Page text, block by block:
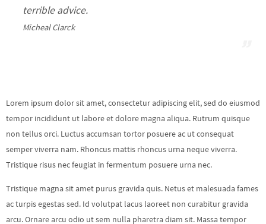
terrible advice.
Micheal Clarck
Lorem ipsum dolor sit amet, consectetur adipiscing elit, sed do eiusmod
tempor incididunt ut labore et dolore magna aliqua. Rutrum quisque
non tellus orci. Luctus accumsan tortor posuere ac ut consequat
semper viverra nam. Rhoncus mattis rhoncus urna neque viverra.
Tristique risus nec feugiat in fermentum posuere urna nec.
Tristique magna sit amet purus gravida quis. Netus et malesuada fames
ac turpis egestas sed. Id volutpat lacus laoreet non curabitur gravida
arcu. Ornare arcu odio ut sem nulla pharetra diam sit. Massa tempor